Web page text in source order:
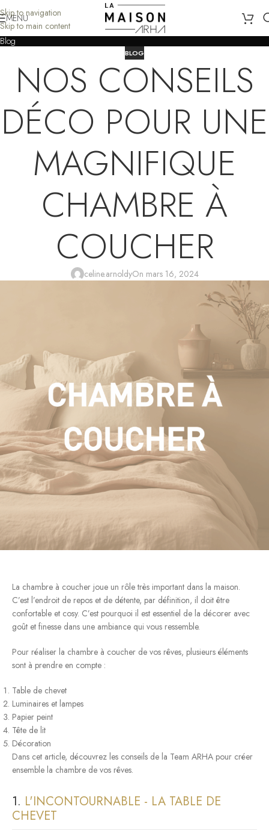
Skip to navigation
Skip to main content
MENU
Blog
BLOG
NOS CONSEILS
DÉCO POUR UNE
MAGNIFIQUE
CHAMBRE À
COUCHER
celine.arnoldyOn mars 16, 2024
La chambre à coucher joue un rôle très important dans la maison.
C’est l’endroit de repos et de détente, par définition, il doit être
confortable et cosy. C’est pourquoi il est essentiel de la décorer avec
goût et finesse dans une ambiance qui vous ressemble.
Pour réaliser la chambre à coucher de vos rêves, plusieurs éléments
sont à prendre en compte :
Table de chevet
Luminaires et lampes
Papier peint
Tête de lit
Décoration
Dans cet article, découvrez les conseils de la Team ARHA pour créer
ensemble la chambre de vos rêves.
1. L'INCONTOURNABLE - LA TABLE DE
CHEVET